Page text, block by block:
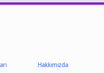
Hakkımızda